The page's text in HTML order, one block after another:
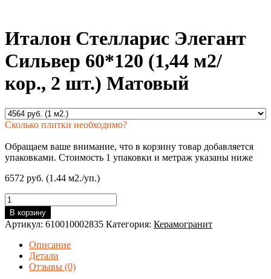
Италон Стелларис Элегант
Сильвер 60*120 (1,44 м2/
кор., 2 шт.) Матовый
Сколько плитки необходимо?
Обращаем ваше внимание, что в корзину товар добавляется
упаковками. Стоимость 1 упаковки и метраж указаны ниже
6572 руб. (1.44 м2./уп.)
Количество
товара
Италон
Стелларис
Элегант
Сильвер
60*120
В корзину
Артикул: 610010002835 Категория: Керамогранит
Описание
Детали
Отзывы (0)